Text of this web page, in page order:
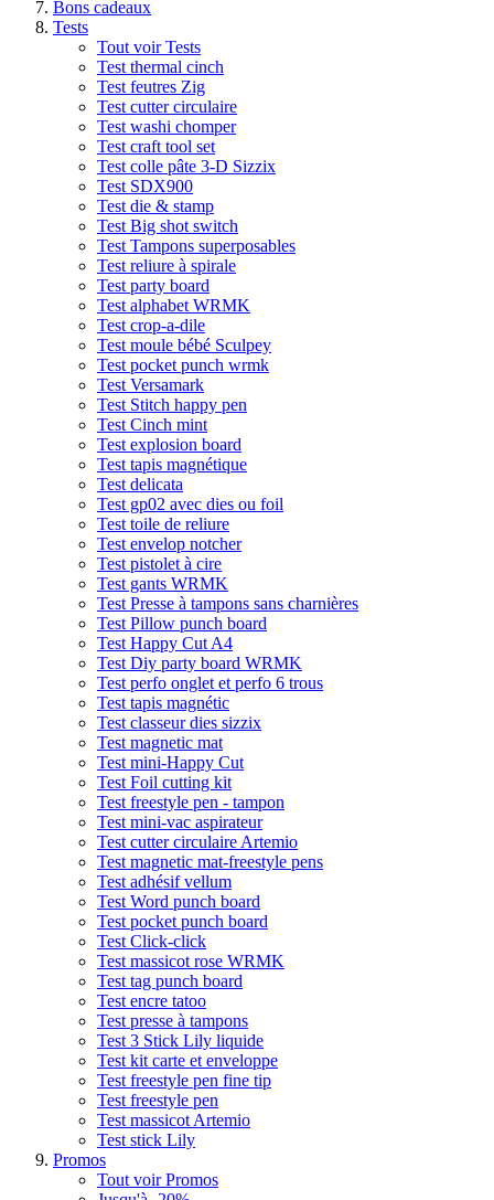
Bons cadeaux
Tests
Tout voir Tests
Test thermal cinch
Test feutres Zig
Test cutter circulaire
Test washi chomper
Test craft tool set
Test colle pâte 3-D Sizzix
Test SDX900
Test die & stamp
Test Big shot switch
Test Tampons superposables
Test reliure à spirale
Test party board
Test alphabet WRMK
Test crop-a-dile
Test moule bébé Sculpey
Test pocket punch wrmk
Test Versamark
Test Stitch happy pen
Test Cinch mint
Test explosion board
Test tapis magnétique
Test delicata
Test gp02 avec dies ou foil
Test toile de reliure
Test envelop notcher
Test pistolet à cire
Test gants WRMK
Test Presse à tampons sans charnières
Test Pillow punch board
Test Happy Cut A4
Test Diy party board WRMK
Test perfo onglet et perfo 6 trous
Test tapis magnétic
Test classeur dies sizzix
Test magnetic mat
Test mini-Happy Cut
Test Foil cutting kit
Test freestyle pen - tampon
Test mini-vac aspirateur
Test cutter circulaire Artemio
Test magnetic mat-freestyle pens
Test adhésif vellum
Test Word punch board
Test pocket punch board
Test Click-click
Test massicot rose WRMK
Test tag punch board
Test encre tatoo
Test presse à tampons
Test 3 Stick Lily liquide
Test kit carte et enveloppe
Test freestyle pen fine tip
Test freestyle pen
Test massicot Artemio
Test stick Lily
Promos
Tout voir Promos